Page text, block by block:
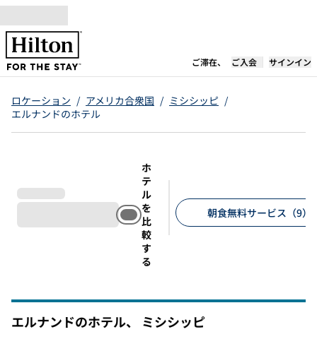
コンテンツに移動
ご滞在、 新しいタブで開
ご入会 サインイン
ロケーション / アメリカ合衆国 / ミシシッピ /
エルナンドのホテル
ホ
テ
ル
を
比
較
す
る
朝食無料サービス（9）
エルナンドのホテル、 ミシシッピ